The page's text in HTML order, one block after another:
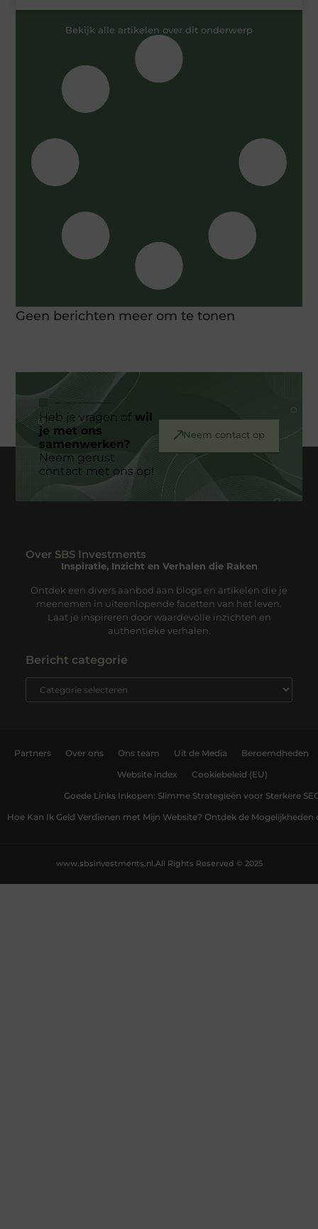
Bekijk alle artikelen over dit onderwerp
Geen berichten meer om te tonen
Heb je vragen ofwil
je met ons
samenwerken?
Neem gerust
contact met ons op!
Neem contact op
Over SBS Investments
Inspiratie, Inzicht en Verhalen die Raken
Ontdek een divers aanbod aan blogs en artikelen die je
meenemen in uiteenlopende facetten van het leven.
Laat je inspireren door waardevolle inzichten en
authentieke verhalen.
Bericht categorie
Partners Over ons Ons team Uit de Media Beroemdheden
Website index Cookiebeleid (EU)
Goede Links Inkopen: Slimme Strategieën voor Sterkere
Hoe Kan Ik Geld Verdienen met Mijn Website? Ontdek de Mogelijkheden
All Rights Reserved © 2025
www.sbsinvestments.nl.